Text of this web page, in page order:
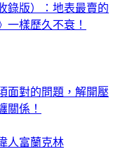
錄版）：地表最賣的
一樣歷久不衰！
面對的問題，解開壓
關係！
人富蘭克林